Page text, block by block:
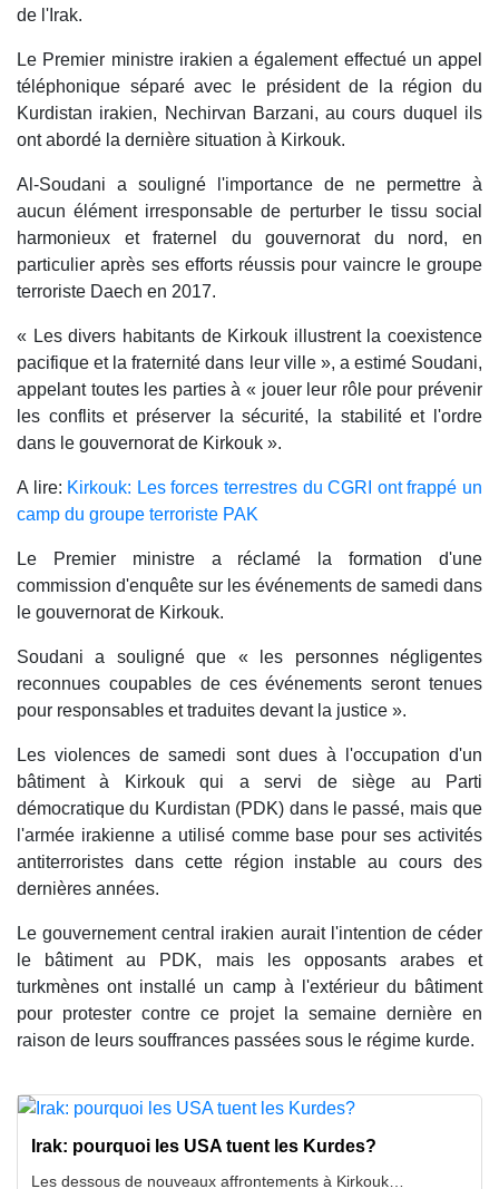
de l'Irak.
Le Premier ministre irakien a également effectué un appel
téléphonique séparé avec le président de la région du
Kurdistan irakien, Nechirvan Barzani, au cours duquel ils
ont abordé la dernière situation à Kirkouk.
Al-Soudani a souligné l'importance de ne permettre à
aucun élément irresponsable de perturber le tissu social
harmonieux et fraternel du gouvernorat du nord, en
particulier après ses efforts réussis pour vaincre le groupe
terroriste Daech en 2017.
« Les divers habitants de Kirkouk illustrent la coexistence
pacifique et la fraternité dans leur ville », a estimé Soudani,
appelant toutes les parties à « jouer leur rôle pour prévenir
les conflits et préserver la sécurité, la stabilité et l'ordre
dans le gouvernorat de Kirkouk ».
A lire: Kirkouk: Les forces terrestres du CGRI ont frappé un
camp du groupe terroriste PAK
Le Premier ministre a réclamé la formation d'une
commission d'enquête sur les événements de samedi dans
le gouvernorat de Kirkouk.
Soudani a souligné que « les personnes négligentes
reconnues coupables de ces événements seront tenues
pour responsables et traduites devant la justice ».
Les violences de samedi sont dues à l'occupation d'un
bâtiment à Kirkouk qui a servi de siège au Parti
démocratique du Kurdistan (PDK) dans le passé, mais que
l'armée irakienne a utilisé comme base pour ses activités
antiterroristes dans cette région instable au cours des
dernières années.
Le gouvernement central irakien aurait l'intention de céder
le bâtiment au PDK, mais les opposants arabes et
turkmènes ont installé un camp à l'extérieur du bâtiment
pour protester contre ce projet la semaine dernière en
raison de leurs souffrances passées sous le régime kurde.
Irak: pourquoi les USA tuent les Kurdes?
Les dessous de nouveaux affrontements à Kirkouk…